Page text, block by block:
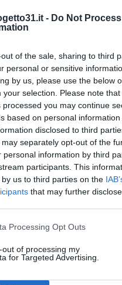
- Do Not
of the sale, sharing to third
personal or sensitive
by us, please use the below
your selection. Please note
you may continue
based on personal
disclosed to third
separately opt-out of the
personal information by third
participants. This
us to third parties on the
that may further
Processing Opt Outs
out of processing my
for Targeted Advertising.
chilometri dal centro storico
propone in ESCLUSIVA di
in posizione strategica, a
e dalla stazione ferroviaria,